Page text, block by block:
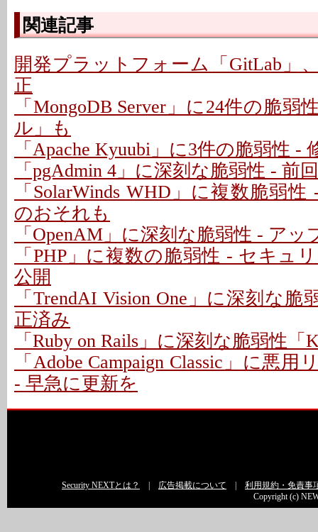
関連記事
開発プラットフォーム「GitLab」
正
「MongoDB Server」に24件の脆
ル」も
「Apache Kyuubi」に3件の脆弱性 -
「pgAdmin 4」に深刻な脆弱性 - 前
「SolarWinds WHD」に複数脆弱
のおそれも
「OpenAM」に深刻な脆弱性 - ア
「PHP」に複数の脆弱性 - セキュ
公開
「TrendAI Vision One」に深刻な脆
正済み
「Ruby on Rails」に深刻な脆弱性「
「Adobe Campaign Classic」に悪
- 早急に更新を
Security NEXTとは？ 広告掲載について
利用規約・免責事
Copyright (c)